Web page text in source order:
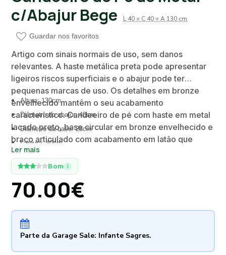
c/Abajur Bege
L 40 × C 40 × A 130 cm
Guardar nos favoritos
Artigo com sinais normais de uso, sem danos
relevantes. A haste metálica preta pode apresentar
ligeiros riscos superficiais e o abajur pode ter
pequenas marcas de uso. Os detalhes em bronze
envelhecido mantêm o seu acabamento
característico. Candeeiro de pé com haste em metal
lacado preto, base circular em bronze envelhecido e
braço articulado com acabamento em latão que
permite orientar a luz conforme necessário. Abajur
cónico em tecido bege com rebordo escuro. Design
clássico com aproximadamente 2 anos de uso após a
renovação do hotel em 2024.
Medidas:
Altura: 130cm
Diâmetro do abajur: 40cm
Diâmetro da base: 28cm
Largura: 40cm
Comprimento: 40cm
Ler mais
Bom i
70.00€
Parte da Garage Sale: Infante Sagres.